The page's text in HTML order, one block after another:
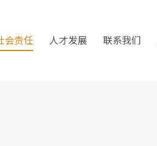
会责任 人才发展 联系我们